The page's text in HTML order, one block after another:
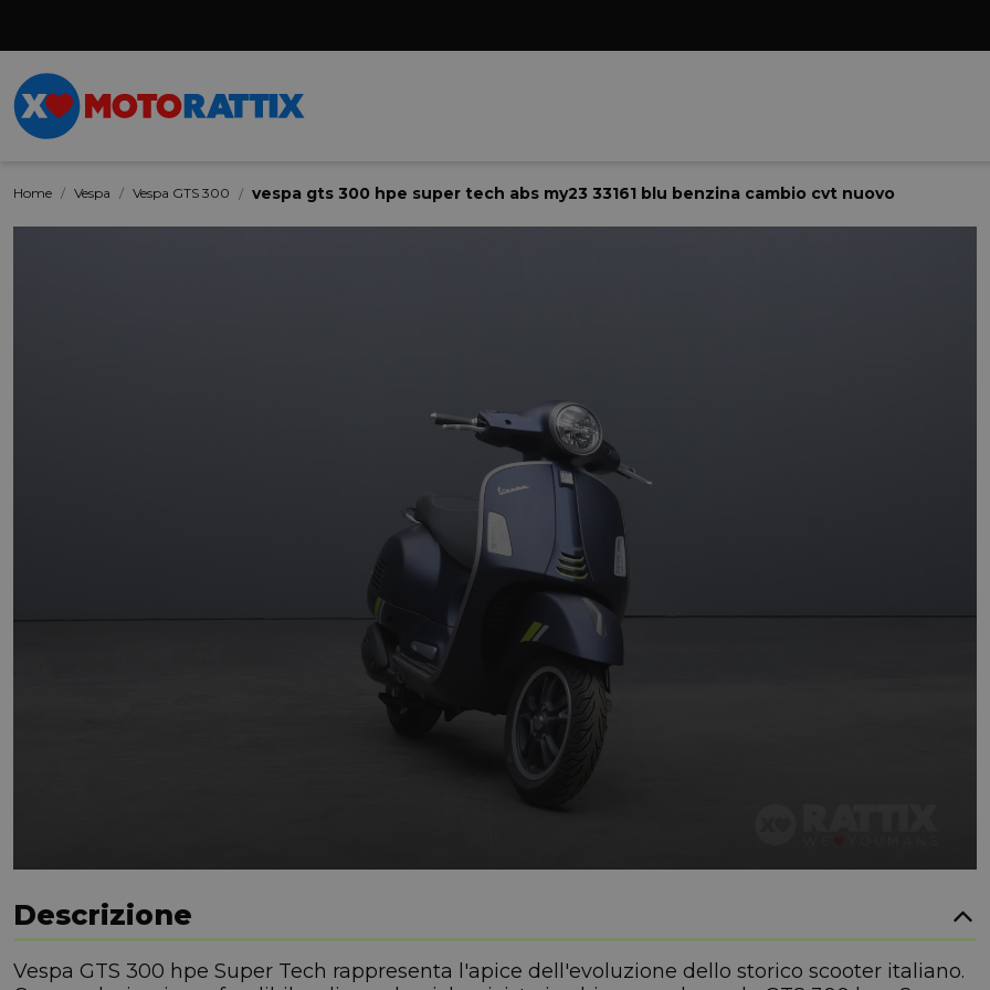
Home Vespa Vespa GTS 300 vespa gts 300 hpe super tech abs my23 33161 blu benzina cambio cvt nuovo
Descrizione
Vespa GTS 300 hpe Super Tech rappresenta l'apice dell'evoluzione dello storico scooter italiano.